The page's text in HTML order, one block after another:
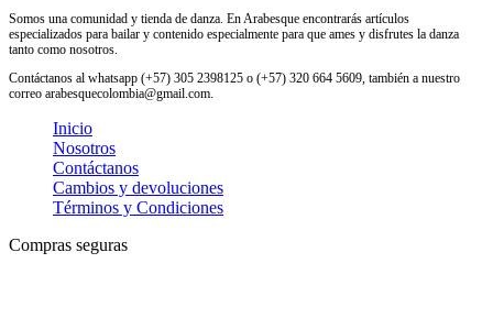
Somos una comunidad y tienda de danza. En Arabesque encontrarás artículos
especializados para bailar y contenido especialmente para que ames y disfrutes la danza
tanto como nosotros.
Contáctanos al whatsapp (+57) 305 2398125 o (+57) 320 664 5609, también a nuestro
correo arabesquecolombia@gmail.com.
Inicio
Nosotros
Contáctanos
Cambios y devoluciones
Términos y Condiciones
Compras seguras